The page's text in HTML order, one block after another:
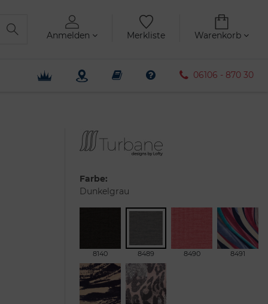
Anmelden Merkliste Warenkorb
06106 - 870 30
Farbe:
Dunkelgrau
8140 8489 8490 8491